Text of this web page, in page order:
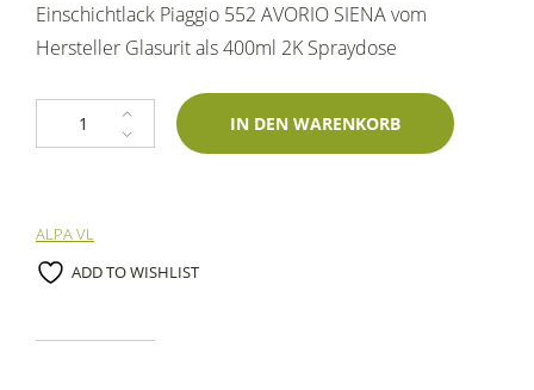
Einschichtlack Piaggio 552 AVORIO SIENA vom
Hersteller Glasurit als 400ml 2K Spraydose
2K Spraydose Piaggio 552 Avorio Siena 400ml Glasurit-Einschichtlack
IN DEN WARENKORB
ALPA VL
ADD TO WISHLIST